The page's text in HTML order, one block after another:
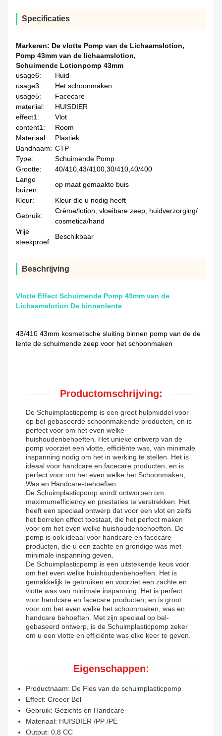
Specificaties
Markeren: De vlotte Pomp van de Lichaamslotion,
Pomp 43mm van de lichaamslotion,
Schuimende Lotionpomp 43mm
usage6:
Huid
usage3:
Het schoonmaken
usage5:
Facecare
materlial:
HUISDIER
effect1:
Vlot
content1:
Room
Materiaal:
Plastiek
Bandnaam: CTP
Type:
Schuimende Pomp
Grootte:
40/410,43/4100,30/410,40/400
Lange
buizen:
op maat gemaakte buis
Kleur:
Kleur die u nodig heeft
Gebruik:
Crème/lotion, vloeibare zeep, huidverzorging/
cosmetica/hand
Vrije
steekproef:
Beschikbaar
Beschrijving
Vlotte Effect Schuimende Pomp 43mm van de
Lichaamslotion De binnenlente
43/410 43mm kosmetische sluiting binnen pomp van de de
lente de schuimende zeep voor het schoonmaken
Productomschrijving:
De Schuimplasticpomp is een groot hulpmiddel voor
op bel-gebaseerde schoonmakende producten, en is
perfect voor om het even welke
huishoudenbehoeften. Het unieke ontwerp van de
pomp voorziet een vlotte, efficiënte was, van minimale
inspanning nodig om het in werking te stellen. Het is
ideaal voor handcare en facecare producten, en is
perfect voor om het even welke het Schoonmaken,
Was en Handcare-behoeften.
De Schuimplasticpomp wordt ontworpen om
maximumefficiency en prestaties te verstrekken. Het
heeft een speciaal ontwerp dat voor een vlot en zelfs
het borrelen effect toestaat, die het perfect maken
voor om het even welke huishoudenbehoeften. De
pomp is ook ideaal voor handcare en facecare
producten, die u een zachte en grondige was met
minimale inspanning geven.
De Schuimplasticpomp is een uitstekende keus voor
om het even welke huishoudenbehoeften. Het is
gemakkelijk te gebruiken en voorziet een zachte en
vlotte was van minimale inspanning. Het is perfect
voor handcare en facecare producten, en is groot
voor om het even welke het schoonmaken, was en
handcare behoeften. Met zijn speciaal op bel-
gebaseerd ontwerp, is de Schuimplasticpomp zeker
om u een vlotte en efficiënte was elke keer te geven.
Eigenschappen:
Productnaam: De Fles van de schuimplasticpomp
Effect: Creeer Bel
Gebruik: Gezichts en Handcare
Materiaal: HUISDIER /PP /PE
Output: 0,8 CC